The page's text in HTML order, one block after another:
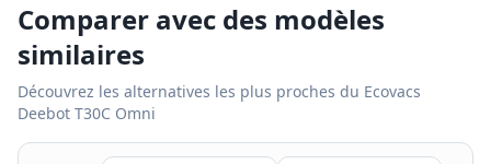
Comparer avec des modèles
similaires
Découvrez les alternatives les plus proches du Ecovacs
Deebot T30C Omni